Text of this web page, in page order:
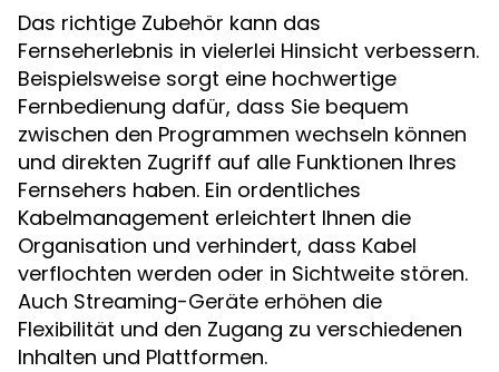
Das richtige Zubehör kann das
Fernseherlebnis in vielerlei Hinsicht verbessern.
Beispielsweise sorgt eine hochwertige
Fernbedienung dafür, dass Sie bequem
zwischen den Programmen wechseln können
und direkten Zugriff auf alle Funktionen Ihres
Fernsehers haben. Ein ordentliches
Kabelmanagement erleichtert Ihnen die
Organisation und verhindert, dass Kabel
verflochten werden oder in Sichtweite stören.
Auch Streaming-Geräte erhöhen die
Flexibilität und den Zugang zu verschiedenen
Inhalten und Plattformen.